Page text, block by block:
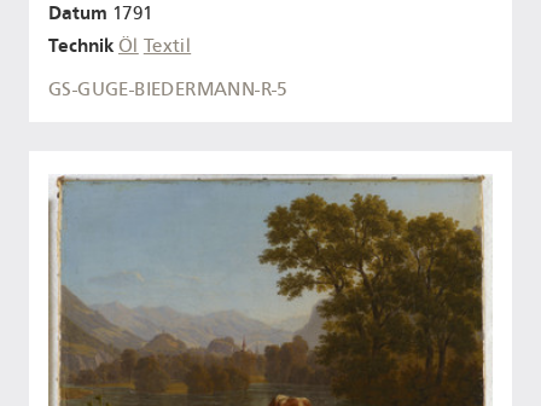
Datum 1791
Technik Öl Textil
GS-GUGE-BIEDERMANN-R-5